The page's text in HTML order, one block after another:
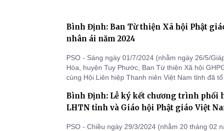
Bình Định: Ban Từ thiện Xã hội Phật
nhân ái năm 2024
PSO - Sáng ngày 01/7/2024 (nhằm ngày 26/5/
Hòa, huyện Tuy Phước, Ban Từ thiện Xã hội
cùng Hội Liên hiệp Thanh niên Việt Nam tỉnh đã tổ
Bình Định: Lễ ký kết chương trình phối
LHTN tỉnh và Giáo hội Phật giáo Việt
PSO - Chiều ngày 29/3/2024 (nhằm 20 tháng 02